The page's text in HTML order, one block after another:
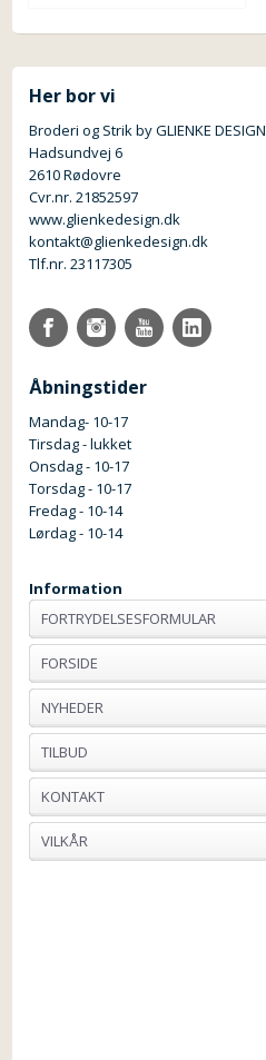
Her bor vi
Broderi og Strik by GLIENKE DESIGN
Hadsundvej 6
2610 Rødovre
Cvr.nr. 21852597
www.glienkedesign.dk
kontakt@glienkedesign.dk
Tlf.nr. 23117305
Åbningstider
Mandag- 10-17
Tirsdag - lukket
Onsdag - 10-17
Torsdag - 10-17
Fredag - 10-14
Lørdag - 10-14
Information
FORTRYDELSESFORMULAR
FORSIDE
NYHEDER
TILBUD
KONTAKT
VILKÅR